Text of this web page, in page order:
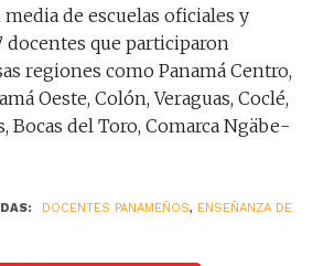
de escuelas oficiales y
docentes que participaron
regiones como Panamá Centro,
Oeste, Colón, Veraguas, Coclé,
Bocas del Toro, Comarca Ngäbe-
DOCENTES PANAMEÑOS, ENSEÑANZA DE